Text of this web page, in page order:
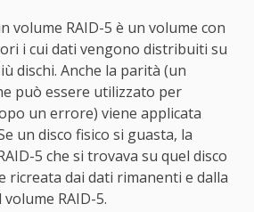
volume RAID-5 è un volume con
i cui dati vengono distribuiti su
dischi. Anche la parità (un
può essere utilizzato per
un errore) viene applicata
un disco fisico si guasta, la
5 che si trovava su quel disco
ricreata dai dati rimanenti e dalla
RAID-5.